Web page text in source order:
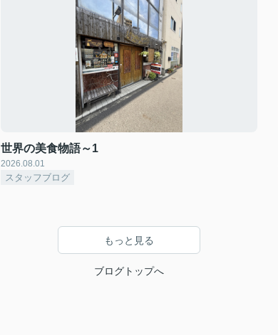
世界の美食物語～1
2026.08.01
スタッフブログ
もっと見る
ブログトップへ